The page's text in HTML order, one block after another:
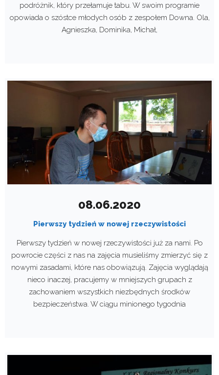
podróżnik, który przełamuje tabu. W swoim programie
opowiada o szóstce młodych osób z zespołem Downa. Ola,
Agnieszka, Dominika, Michał,
08.06.2020
Pierwszy tydzień w nowej rzeczywistości
Pierwszy tydzień w nowej rzeczywistości już za nami. Po
powrocie części z nas na zajęcia musieliśmy zmierzyć się z
nowymi zasadami, które nas obowiązują. Zajęcia wyglądają
nieco inaczej, pracujemy w mniejszych grupach z
zachowaniem wszystkich niezbędnych środków
bezpieczeństwa. W ciągu minionego tygodnia